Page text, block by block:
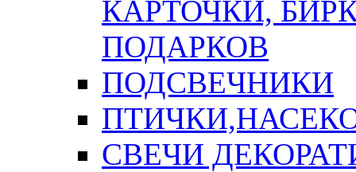
КАРТОЧКИ,
ПОДАРКОВ
ПОДСВЕЧНИКИ
СВЕЧИ